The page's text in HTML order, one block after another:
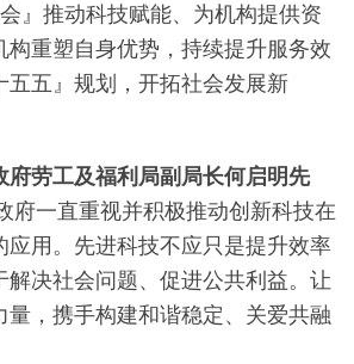
』推动科技赋能、为机构提供资
构重塑自身优势，持续提升服务效
五五』规划，开拓社会发展新
府劳工及福利局副局长何启明先
府一直重视并积极推动创新科技在
应用。先进科技不应只是提升效率
解决社会问题、促进公共利益。让
量，携手构建和谐稳定、关爱共融